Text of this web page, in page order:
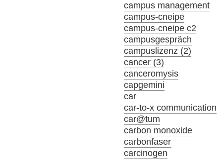
campus management
campus-cneipe
campus-cneipe c2
campusgespräch
campuslizenz (2)
cancer (3)
canceromysis
capgemini
car
car-to-x communication
car@tum
carbon monoxide
carbonfaser
carcinogen